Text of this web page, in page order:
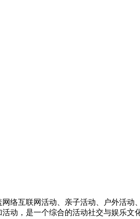
络互联网活动、亲子活动、户外活动
动，是一个综合的活动社交与娱乐文